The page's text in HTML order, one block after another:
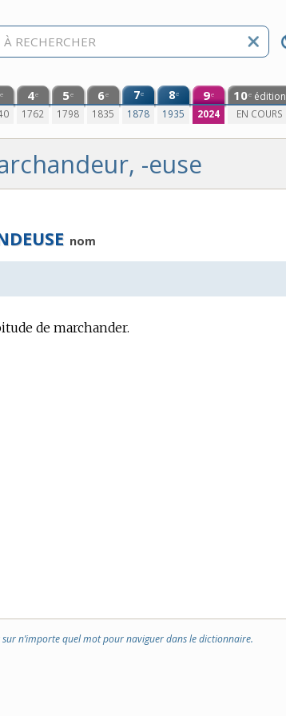
e 4e
1762
5e
1798
6e
1835
7e
1878
8e
1935
9e
2024
10e édition
EN COURS
-euse
nom
de marchander.
sur n’importe quel mot pour naviguer dans le dictionnaire.